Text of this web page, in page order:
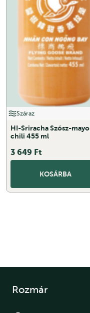
Száraz
HI-Sriracha Szósz-mayo
chili 455 ml
3 649 Ft
KOSÁRBA
Rozmár